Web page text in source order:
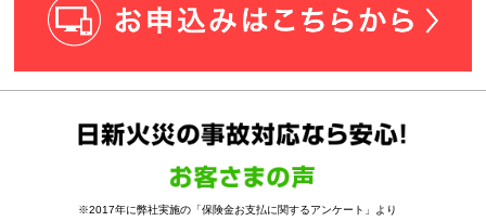
※2017年に弊社実施の「保険金お支払に関するアンケート」より